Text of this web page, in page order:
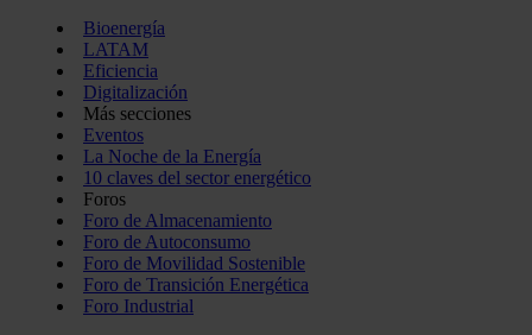
Bioenergía
LATAM
Eficiencia
Digitalización
Más secciones
Eventos
La Noche de la Energía
10 claves del sector energético
Foros
Foro de Almacenamiento
Foro de Autoconsumo
Foro de Movilidad Sostenible
Foro de Transición Energética
Foro Industrial